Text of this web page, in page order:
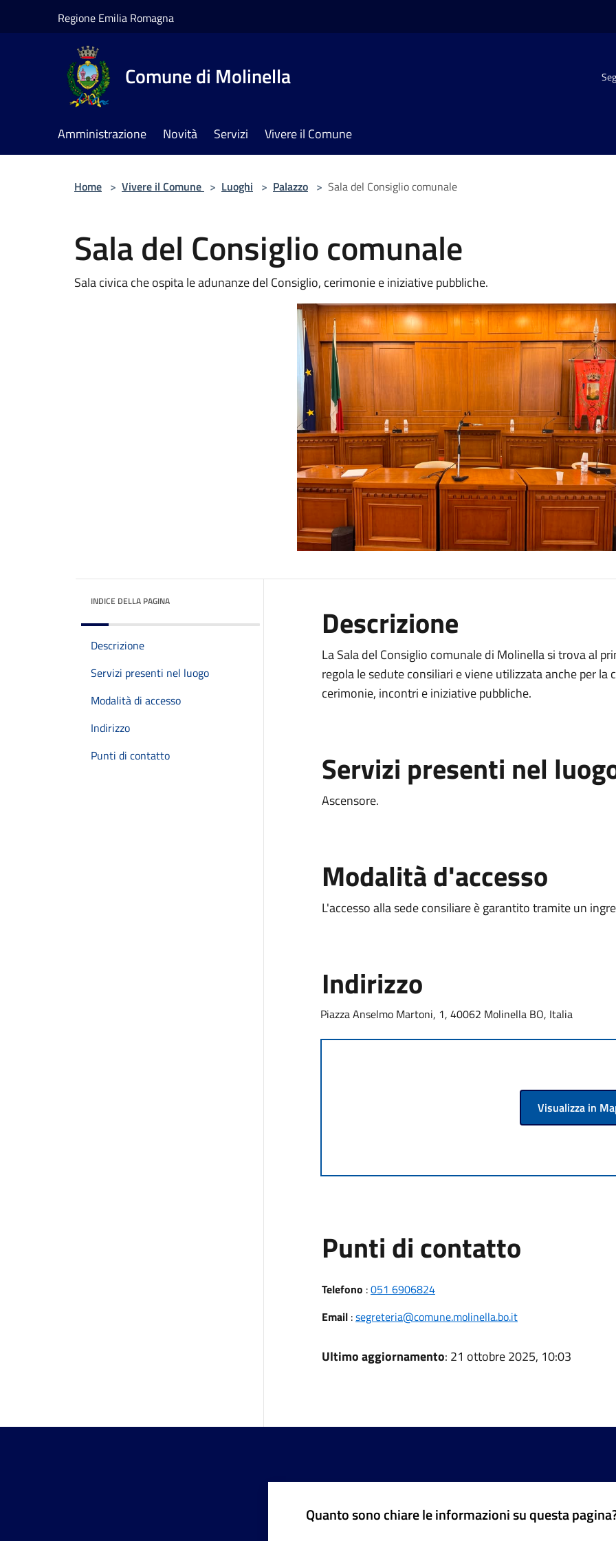
Regione Emilia Romagna
Comune di Molinella
Amministrazione Novità Servizi Vivere il Comune
Home > Vivere il Comune > Luoghi > Palazzo > Sala del Consiglio comunale
Sala del Consiglio comunale
Sala civica che ospita le adunanze del Consiglio, cerimonie e iniziative pubbliche.
INDICE DELLA PAGINA
Descrizione
Servizi presenti nel luogo
Modalità di accesso
Indirizzo
Punti di contatto
Descrizione
La Sala del Consiglio comunale di Molinella si trova al
regola le sedute consiliari e viene utilizzata anche per
cerimonie, incontri e iniziative pubbliche.
Servizi presenti nel
Ascensore.
Modalità d'accesso
L'accesso alla sede consiliare è garantito tramite un
Indirizzo
Piazza Anselmo Martoni, 1, 40062 Molinella BO, Italia
Visualizza in
Punti di contatto
Telefono :051 6906824
Email:segreteria@comune.molinella.bo.it
Ultimo aggiornamento: 21 ottobre 2025, 10:03
Quanto sono chiare le informazioni su questa